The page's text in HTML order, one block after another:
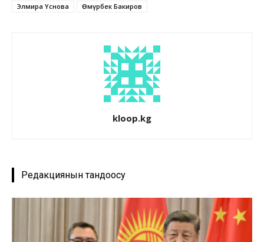
Элмира Үсөнова Өмүрбек Бакиров
kloop.kg
Редакциянын тандоосу